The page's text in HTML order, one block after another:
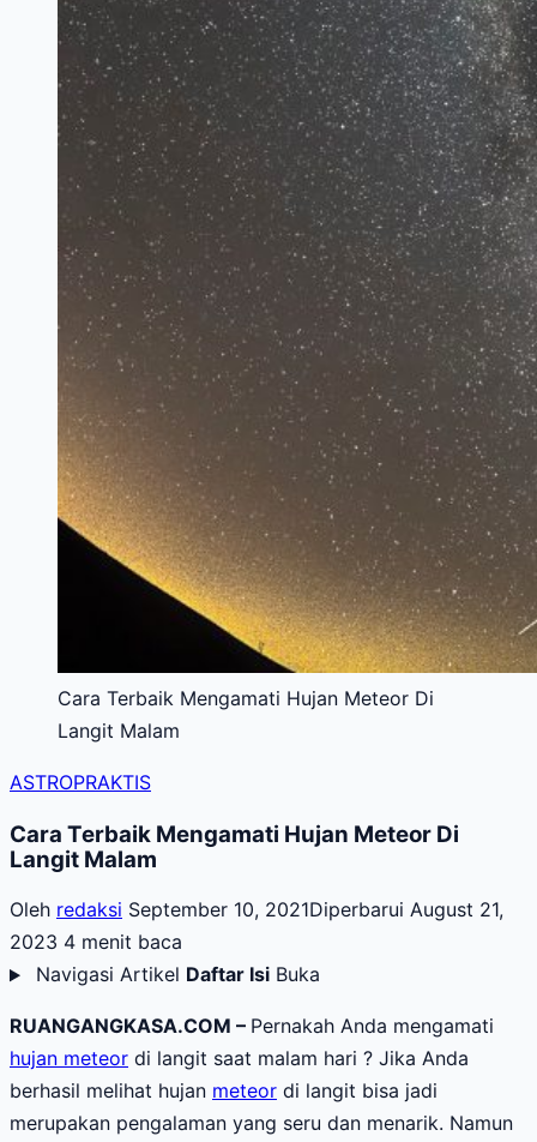
Cara Terbaik Mengamati Hujan Meteor Di
Langit Malam
ASTROPRAKTIS
Cara Terbaik Mengamati Hujan Meteor Di
Langit Malam
Oleh redaksi September 10, 2021Diperbarui August 21,
2023 4 menit baca
Navigasi Artikel Daftar Isi Buka
RUANGANGKASA.COM – Pernakah Anda mengamati
hujan meteor di langit saat malam hari ? Jika Anda
berhasil melihat hujan meteor di langit bisa jadi
merupakan pengalaman yang seru dan menarik. Namun